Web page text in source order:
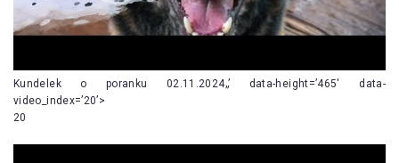
Kundelek o poranku 02.11.2024„’ data-height=’465′ data-
video_index=’20’>
20